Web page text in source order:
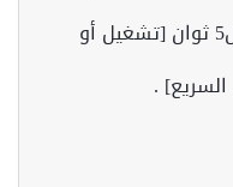
الضغط على NUM LOCK ل5 ثوان [تشغيل أو